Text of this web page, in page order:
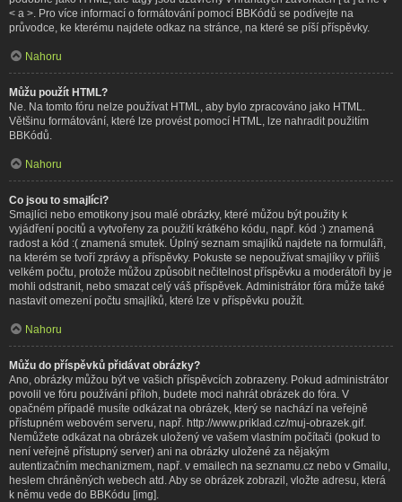
< a >. Pro více informací o formátování pomocí BBKódů se podívejte na
průvodce, ke kterému najdete odkaz na stránce, na které se píší příspěvky.
Nahoru
Můžu použít HTML?
Ne. Na tomto fóru nelze používat HTML, aby bylo zpracováno jako HTML.
Většinu formátování, které lze provést pomocí HTML, lze nahradit použitím
BBKódů.
Nahoru
Co jsou to smajlíci?
Smajlíci nebo emotikony jsou malé obrázky, které můžou být použity k
vyjádření pocitů a vytvořeny za použití krátkého kódu, např. kód :) znamená
radost a kód :( znamená smutek. Úplný seznam smajlíků najdete na formuláři,
na kterém se tvoří zprávy a příspěvky. Pokuste se nepoužívat smajlíky v příliš
velkém počtu, protože můžou způsobit nečitelnost příspěvku a moderátoři by je
mohli odstranit, nebo smazat celý váš příspěvek. Administrátor fóra může také
nastavit omezení počtu smajlíků, které lze v příspěvku použít.
Nahoru
Můžu do příspěvků přidávat obrázky?
Ano, obrázky můžou být ve vašich příspěvcích zobrazeny. Pokud administrátor
povolil ve fóru používání příloh, budete moci nahrát obrázek do fóra. V
opačném případě musíte odkázat na obrázek, který se nachází na veřejně
přístupném webovém serveru, např. http://www.priklad.cz/muj-obrazek.gif.
Nemůžete odkázat na obrázek uložený ve vašem vlastním počítači (pokud to
není veřejně přístupný server) ani na obrázky uložené za nějakým
autentizačním mechanizmem, např. v emailech na seznamu.cz nebo v Gmailu,
heslem chráněných webech atd. Aby se obrázek zobrazil, vložte adresu, která
k němu vede do BBKódu [img].